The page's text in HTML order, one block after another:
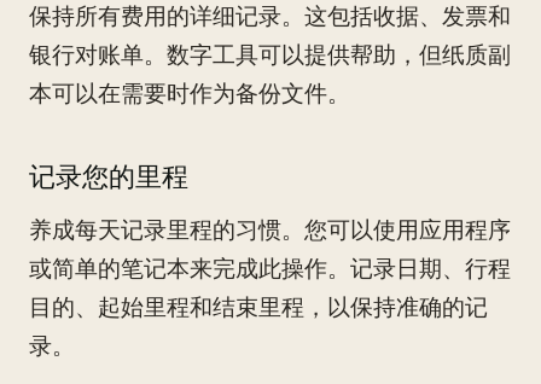
保持所有费用的详细记录。这包括收据、发票和
银行对账单。数字工具可以提供帮助，但纸质副
本可以在需要时作为备份文件。
记录您的里程
养成每天记录里程的习惯。您可以使用应用程序
或简单的笔记本来完成此操作。记录日期、行程
目的、起始里程和结束里程，以保持准确的记
录。